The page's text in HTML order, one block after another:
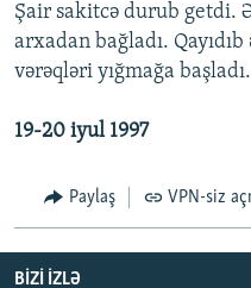
Şair sakitcə durub getdi.
arxadan bağladı. Qayıdıb
vərəqləri yığmağa başladı.
19-20 iyul 1997
Paylaş VPN-siz
BIZI IZLƏ